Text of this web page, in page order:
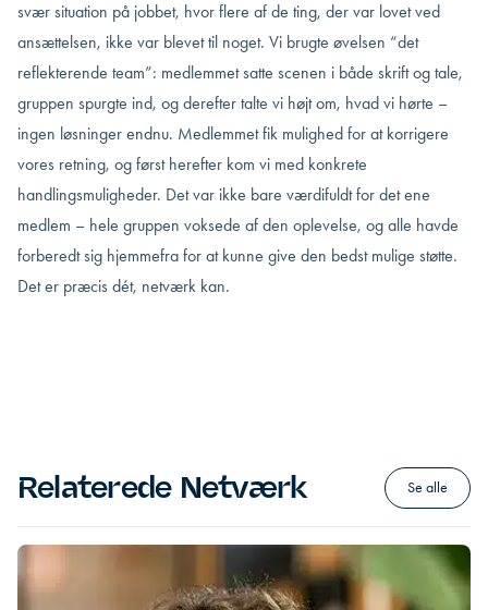
svær situation på jobbet, hvor flere af de ting, der var lovet ved
ansættelsen, ikke var blevet til noget. Vi brugte øvelsen “det
reflekterende team”: medlemmet satte scenen i både skrift og tale,
gruppen spurgte ind, og derefter talte vi højt om, hvad vi hørte –
ingen løsninger endnu. Medlemmet fik mulighed for at korrigere
vores retning, og først herefter kom vi med konkrete
handlingsmuligheder. Det var ikke bare værdifuldt for det ene
medlem – hele gruppen voksede af den oplevelse, og alle havde
forberedt sig hjemmefra for at kunne give den bedst mulige støtte.
Det er præcis dét, netværk kan.
Relaterede Netværk Se alle